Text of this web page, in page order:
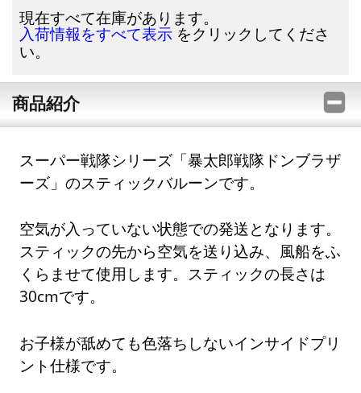
現在すべて在庫があります。
入荷情報をすべて表示 をクリックしてくださ
い。
商品紹介
スーパー戦隊シリーズ「暴太郎戦隊ドンブラザ
ーズ」のスティックバルーンです。
空気が入っていない状態での発送となります。
スティックの先から空気を送り込み、風船をふ
くらませて使用します。スティックの長さは
30cmです。
お子様が舐めても色落ちしないインサイドプリ
ント仕様です。